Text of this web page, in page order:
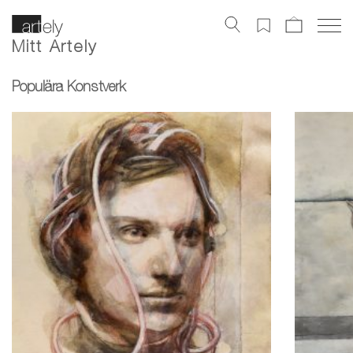
Mitt Artely
Populära Konstverk